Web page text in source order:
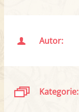
Autor:
Kategorie: